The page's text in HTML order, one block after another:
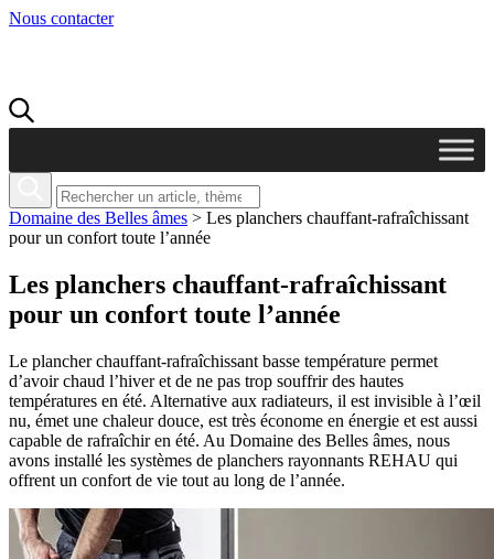
Nous contacter
Domaine des Belles âmes > Les planchers chauffant-rafraîchissant
pour un confort toute l’année
Les planchers chauffant-rafraîchissant
pour un confort toute l’année
Le plancher chauffant-rafraîchissant basse température permet
d’avoir chaud l’hiver et de ne pas trop souffrir des hautes
températures en été. Alternative aux radiateurs, il est invisible à l’œil
nu, émet une chaleur douce, est très économe en énergie et est aussi
capable de rafraîchir en été. Au Domaine des Belles âmes, nous
avons installé les systèmes de planchers rayonnants REHAU qui
offrent un confort de vie tout au long de l’année.